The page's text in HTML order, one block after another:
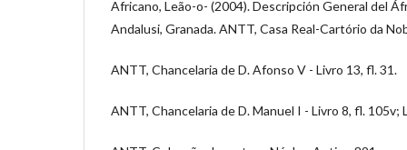
Africano, Leão-o- (2004). Descripción General del
Andalusi, Granada. ANTT, Casa Real-Cartório da
ANTT, Chancelaria de D. Afonso V - Livro 13, fl. 31.
ANTT, Chancelaria de D. Manuel I - Livro 8, fl. 105v;